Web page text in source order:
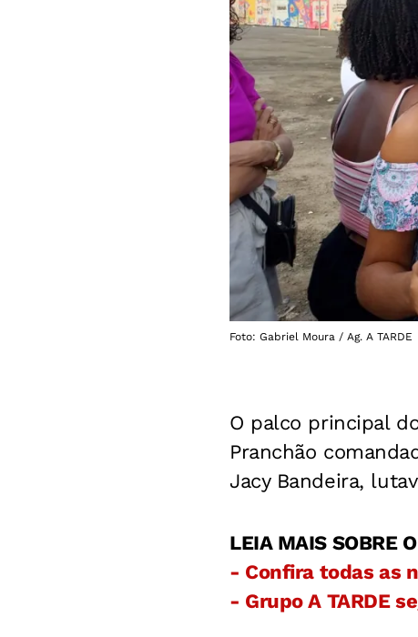
Foto: Gabriel Moura / Ag. A TARDE
O palco principal
Pranchão
Jacy Bandeira,
LEIA MAIS SOBRE
- Confira todas as
- Grupo A TARDE